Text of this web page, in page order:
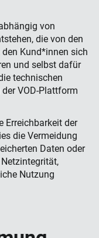
von
die von den
Kund*innen sich
und selbst dafür
technischen
VOD-Plattform
Erreichbarkeit der
die Vermeidung
Daten oder
Nutzung